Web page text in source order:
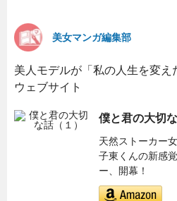
美女マンガ編集部
美人モデルが「私の人生を変え
ウェブサイト
僕と君の大切な
天然ストーカー
子東くんの新感
ー、開幕！